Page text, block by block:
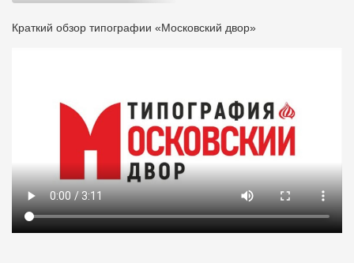
Краткий обзор типографии «Московский двор»